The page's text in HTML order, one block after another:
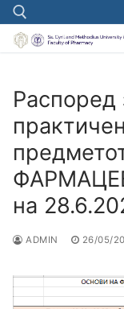
Skip
to
content
Распоред
на
ADMIN 26/05/